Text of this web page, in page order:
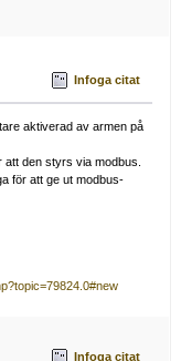
Infoga citat
aktiverad av armen på
den styrs via modbus.
för att ge ut modbus-
Infoga citat